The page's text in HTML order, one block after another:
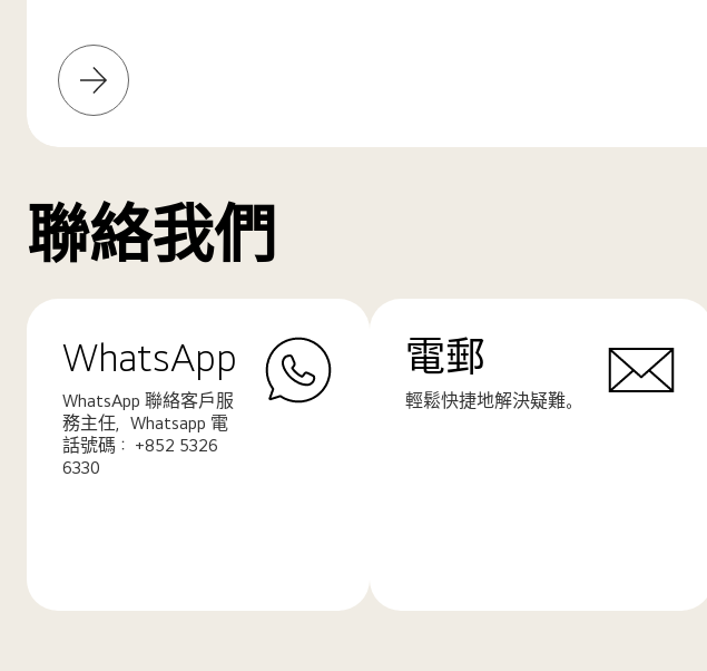
解
更
聯絡我們
WhatsApp
WhatsApp 聯絡客戶服
務主任，Whatsapp 電
話號碼： +852 5326
6330
電郵
輕鬆快捷地解決疑難。